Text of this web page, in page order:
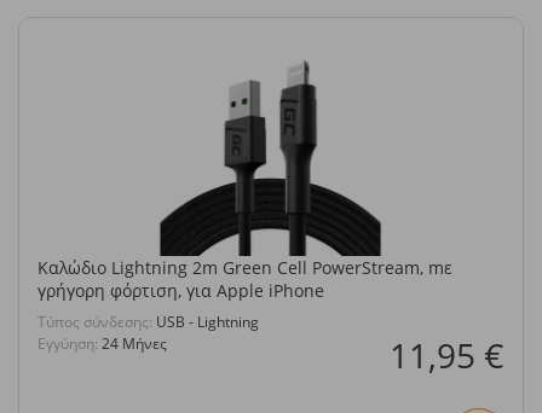
Καλώδιο Lightning 2m Green Cell PowerStream, mε
γρήγορη φόρτιση, για Apple iPhone
Τύπος σύνδεσης: USB - Lightning
Εγγύηση: 24 Μήνες 11,95 €